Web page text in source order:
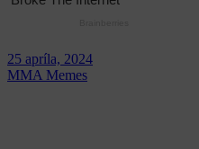
25 apríla, 2024
MMA Memes